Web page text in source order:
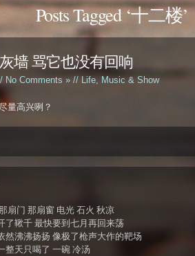
Posts Tagged ‘十二楼’
墙 骂它也没有回响
No Comments »// Life, Music & Show
量高兴咧？
扇门 那扇窗 电光 石火 秋凉
了鞦千 最快要到七月再回来荡
然沸沸扬扬 像极了枪声大作的靶场
整天只喝了 一碗 冷汤